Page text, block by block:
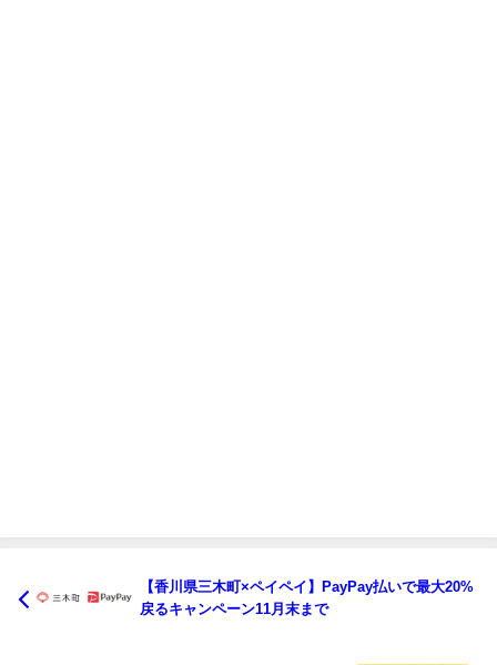
【香川県三木町×ペイペイ】PayPay払いで最大20%
戻るキャンペーン11月末まで